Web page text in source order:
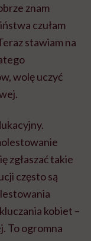
znam
czułam
stawiam na
wolę uczyć
zgłaszać takie
często są
kobiet –
To ogromna